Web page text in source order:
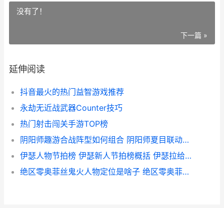
没有了！
下一篇 »
延伸阅读
抖音最火的热门益智游戏推荐
永劫无近战武器Counter技巧
热门射击闯关手游TOP榜
阴阳师趣游合战阵型如何组合 阴阳师夏目联动第二弹阵型组合策略 阴阳师合服是什么意思
伊瑟人物节拍榜 伊瑟新人节拍榜概括 伊瑟拉给牌顺序
绝区零奥菲丝鬼火人物定位是啥子 绝区零奥菲丝鬼火人物强度说明